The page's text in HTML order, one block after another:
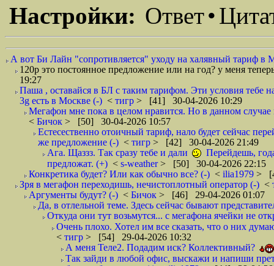
Настройки: Ответ•
А вот Би Лайн "сопротивляется" уходу на халявный тариф в
120р это постоянное предложение или на год? у меня
19:27
Паша , оставайся в БЛ с таким тарифом. Эти условия
3g есть в Москве (-) < тигр > [41] 30-04-2026 10:29
Мегафон мне пока в целом нравится. Но в данном
< Бичок > [50] 30-04-2026 10:57
Естесественно отоичный тариф, нало будет сейчас
же предложение (-) < тигр > [42] 30-04-2026 21:49
Ага. Щаззз. Так сразу тебе и дали
Перейдешь,
предложат. (+) < s-weather> [50] 30-04-2026 22:15
Конкретика будет? Или как обычно все? (-) < ilia1979 >
Зря в мегафон переходишь, нечистоплотный оператор (-) <
Аргументы будут? (-) < Бичок > [46] 29-04-2026 01:07
Да, в отлельной теме. Здесь сейчас бывают
Откуда они тут возьмутся... с мегафона ячейки не
Очень плохо. Хотел им все сказать, что о них
< тигр > [54] 29-04-2026 10:32
А меня Теле2. Подадим иск? Коллективный?
Так зайди в любой офис, выскажи и напиши